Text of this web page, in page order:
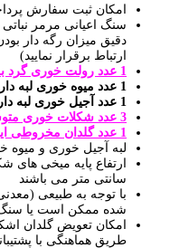
امکان ثبت سفارش
سنگ اعیانی مرمر
دقیق میزان رگه دار
ارتباط برقرار نمایید)
1 عدد رولت خوری گرد به قطر 30 سانتی متر
1 عدد میوه خوری لبه دار به قطر 30 سانتی متر
1 عدد آجیل خوری لبه دار به قطر 25 سانتی متر
3 عدد شکلات خوری متوسط به قطر 15سانتی متر
1 عدد گلدان مخروطی ایستاده
لبه آجیل خوری و میوه خوری 5
سانتی متر می باشند
با توجه به طبیعی
شده ممکن است یا
امکان تعویض گلدان
طریق هماهنگی با